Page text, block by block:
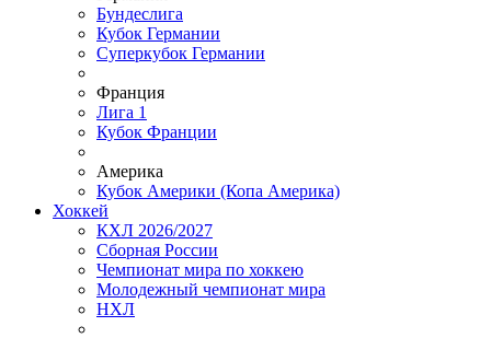
Бундеслига
Кубок Германии
Суперкубок Германии
Франция
Лига 1
Кубок Франции
Америка
Кубок Америки (Копа Америка)
Хоккей
КХЛ 2026/2027
Сборная России
Чемпионат мира по хоккею
Молодежный чемпионат мира
НХЛ